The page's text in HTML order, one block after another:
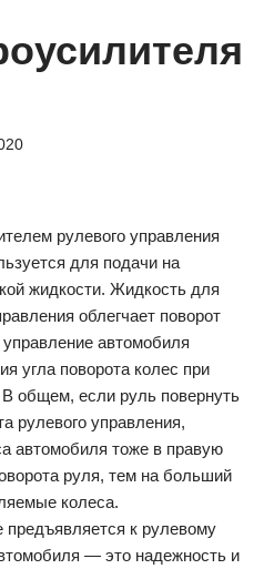
рулевого управления
для подачи на
жидкости. Жидкость для
облегчает поворот
автомобиля
угла поворота колес при
общем, если руль повернуть
рулевого управления,
автомобиля тоже в правую
руля, тем на больший
колеса.
предъявляется к рулевому
— это надежность и